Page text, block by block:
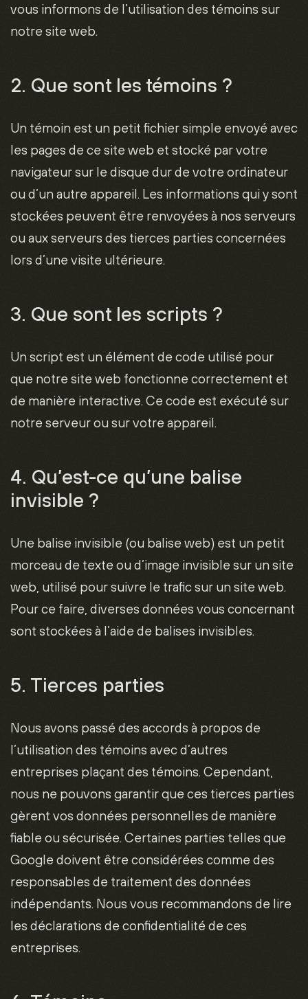
vous informons de l’utilisation des témoins sur
notre site web.
2. Que sont les témoins ?
Un témoin est un petit fichier simple envoyé avec
les pages de ce site web et stocké par votre
navigateur sur le disque dur de votre ordinateur
ou d’un autre appareil. Les informations qui y sont
stockées peuvent être renvoyées à nos serveurs
ou aux serveurs des tierces parties concernées
lors d’une visite ultérieure.
3. Que sont les scripts ?
Un script est un élément de code utilisé pour
que notre site web fonctionne correctement et
de manière interactive. Ce code est exécuté sur
notre serveur ou sur votre appareil.
4. Qu’est-ce qu’une balise
invisible ?
Une balise invisible (ou balise web) est un petit
morceau de texte ou d’image invisible sur un site
web, utilisé pour suivre le trafic sur un site web.
Pour ce faire, diverses données vous concernant
sont stockées à l’aide de balises invisibles.
5. Tierces parties
Nous avons passé des accords à propos de
l’utilisation des témoins avec d’autres
entreprises plaçant des témoins. Cependant,
nous ne pouvons garantir que ces tierces parties
gèrent vos données personnelles de manière
fiable ou sécurisée. Certaines parties telles que
Google doivent être considérées comme des
responsables de traitement des données
indépendants. Nous vous recommandons de lire
les déclarations de confidentialité de ces
entreprises.